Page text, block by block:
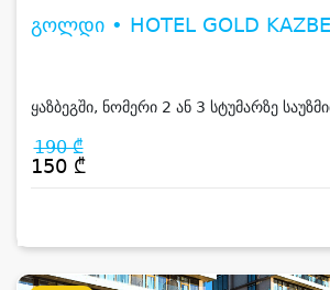
გოლდი • HOTEL GOLD
ყაზბეგში, ნომერი 2 ან 3 სტუმარზე
190 ₾
150 ₾